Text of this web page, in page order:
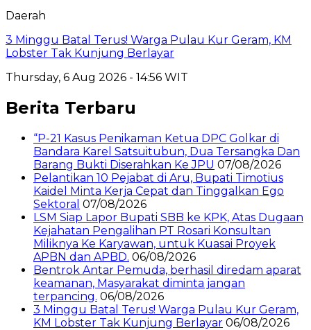
Daerah
3 Minggu Batal Terus! Warga Pulau Kur Geram, KM
Lobster Tak Kunjung Berlayar
Thursday, 6 Aug 2026 - 14:56 WIT
Berita Terbaru
“P-21 Kasus Penikaman Ketua DPC Golkar di
Bandara Karel Satsuitubun, Dua Tersangka Dan
Barang Bukti Diserahkan Ke JPU 07/08/2026
Pelantikan 10 Pejabat di Aru, Bupati Timotius
Kaidel Minta Kerja Cepat dan Tinggalkan Ego
Sektoral 07/08/2026
LSM Siap Lapor Bupati SBB ke KPK, Atas Dugaan
Kejahatan Pengalihan PT Rosari Konsultan
Miliknya Ke Karyawan, untuk Kuasai Proyek
APBN dan APBD. 06/08/2026
Bentrok Antar Pemuda, berhasil diredam aparat
keamanan, Masyarakat diminta jangan
terpancing. 06/08/2026
3 Minggu Batal Terus! Warga Pulau Kur Geram,
KM Lobster Tak Kunjung Berlayar 06/08/2026